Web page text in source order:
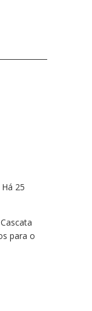
25
para o